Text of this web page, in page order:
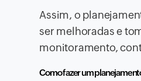
Assim, o
ser melhoradas e
monitoramento,
Como fazer um